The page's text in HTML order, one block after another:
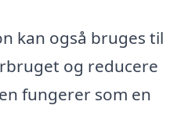
kan også bruges til
og reducere
fungerer som en